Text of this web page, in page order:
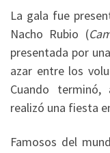
La gala fue
Nacho Rubio (
presentada por
azar entre los
Cuando
realizó una fiesta
Famosos del